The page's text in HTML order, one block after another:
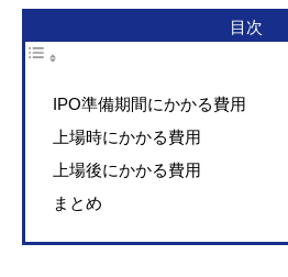
目次
IPO準備期間にかかる費用
上場時にかかる費用
上場後にかかる費用
まとめ